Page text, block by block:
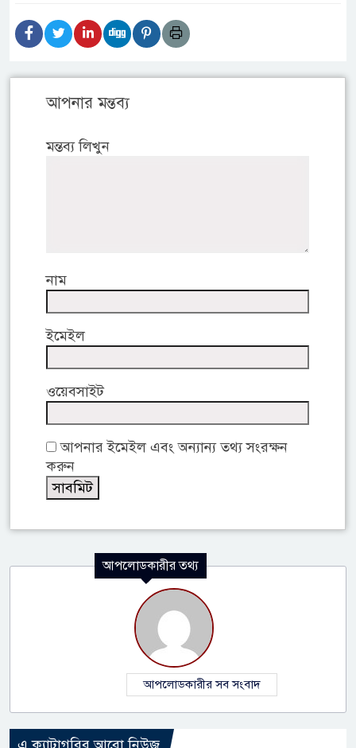
আপনার মন্তব্য
মন্তব্য লিখুন
নাম
ইমেইল
ওয়েবসাইট
আপনার ইমেইল এবং অন্যান্য তথ্য সংরক্ষন
করুন
আপলোডকারীর তথ্য
আপলোডকারীর সব সংবাদ